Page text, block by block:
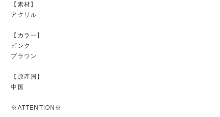
【素材】
アクリル
【カラー】
ピンク
ブラウン
【原産国】
中国
※ATTENTION※